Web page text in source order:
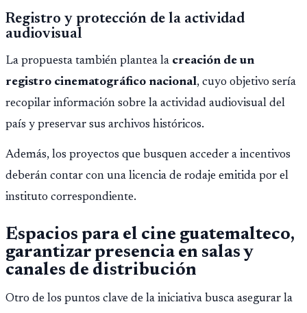
Registro y protección de la actividad
audiovisual
La propuesta también plantea la creación de un
registro cinematográfico nacional, cuyo objetivo sería
recopilar información sobre la actividad audiovisual del
país y preservar sus archivos históricos.
Además, los proyectos que busquen acceder a incentivos
deberán contar con una licencia de rodaje emitida por el
instituto correspondiente.
Espacios para el cine guatemalteco,
garantizar presencia en salas y
canales de distribución
Otro de los puntos clave de la iniciativa busca asegurar la